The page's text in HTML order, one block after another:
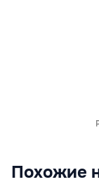
Похожие